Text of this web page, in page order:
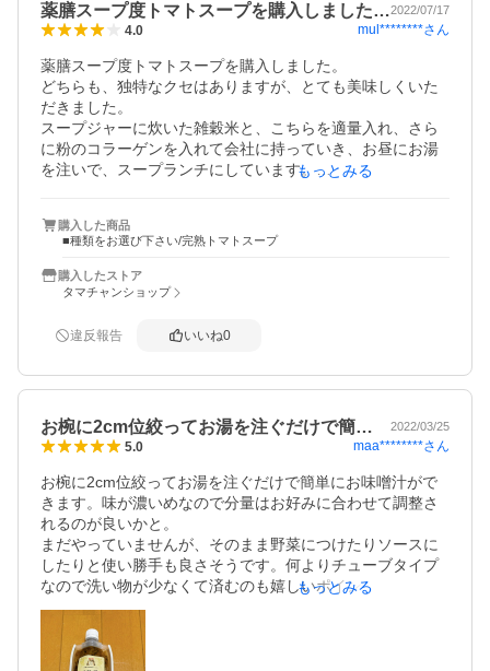
薬膳スープ度トマトスープを購入しました…2022/07/17
4.0 mul********さん
薬膳スープ度トマトスープを購入しました。
どちらも、独特なクセはありますが、とても美味しくいた
だきました。
スープジャーに炊いた雑穀米と、こちらを適量入れ、さら
に粉のコラーゲンを入れて会社に持っていき、お昼にお湯
を注いで、スープランチにしています。
ートしていきたいと思います‼︎
もっとみる
購入した商品
■種類をお選び下さい/完熟トマトスープ
購入したストア
タマチャンショップ
違反報告 いいね0
お椀に2cm位絞ってお湯を注ぐだけで簡… 2022/03/25
5.0 maa********さん
お椀に2cm位絞ってお湯を注ぐだけで簡単にお味噌汁がで
きます。味が濃いめなので分量はお好みに合わせて調整さ
れるのが良いかと。
まだやっていませんが、そのまま野菜につけたりソースに
したりと使い勝手も良さそうです。何よりチューブタイプ
なので洗い物が少なくて済むのも嬉しいポイントです。
今回は薬膳にしましたが他の味も試してみたいです。
もっとみる